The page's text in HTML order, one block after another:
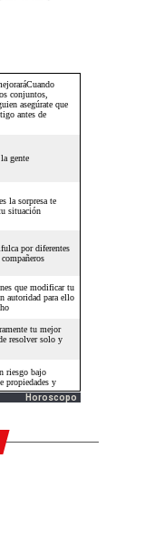
Horoscopo